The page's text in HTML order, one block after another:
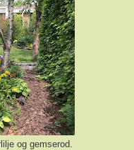
og gemserod.